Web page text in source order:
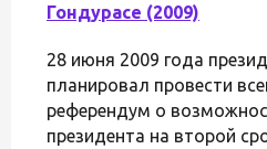
Гондурасе (2009)
28 июня 2009 года
планировал провести
референдум о
президента на второй